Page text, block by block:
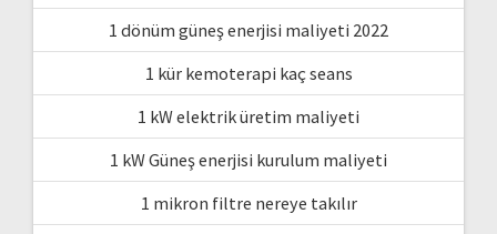
1 dönüm güneş enerjisi maliyeti 2022
1 kür kemoterapi kaç seans
1 kW elektrik üretim maliyeti
1 kW Güneş enerjisi kurulum maliyeti
1 mikron filtre nereye takılır